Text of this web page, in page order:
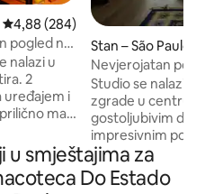
Prosječna ocjena: 4,88/5,
4,88 (284)
pogled na
nalazi u
2
uređajem i
mala
to je
Stan – São Paulo
Nevjerojatan
Dizajnerski studio
Studio se nalazi
zgrade u centru,
gostoljubivim
impresivnim
prozora se
Anhangabaú,
antenama Av.
u smještajima za
Do Estado